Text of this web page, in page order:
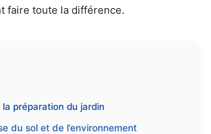
faire toute la différence.
la préparation du jardin
du sol et de l’environnement